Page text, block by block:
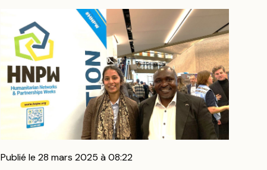
Publié le 28 mars 2025 à 08:22